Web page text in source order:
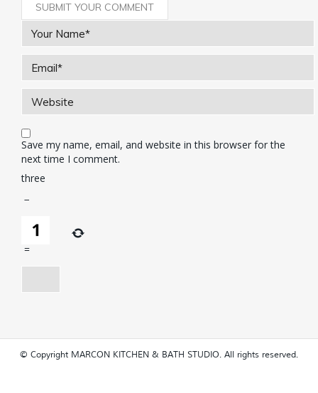
Save my name, email, and website in this browser for the
next time I comment.
three
−
=
© Copyright MARCON KITCHEN & BATH STUDIO. All rights reserved.